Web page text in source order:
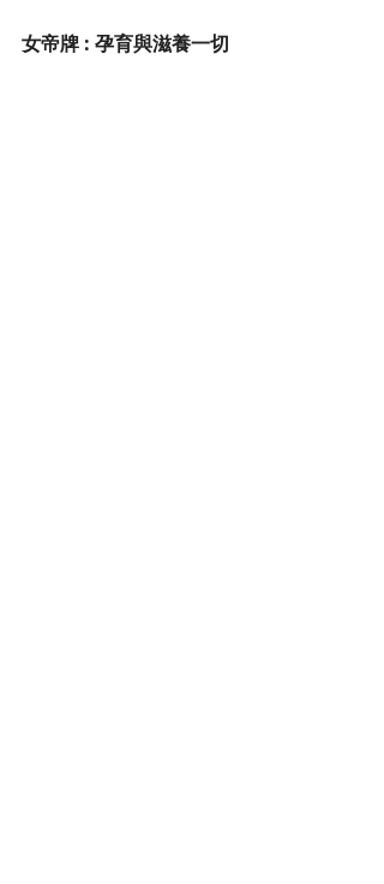
女帝牌 : 孕育與滋養一切